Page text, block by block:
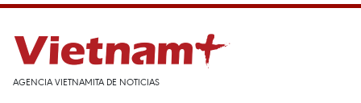
AGENCIA VIETNAMITA DE NOTICIAS